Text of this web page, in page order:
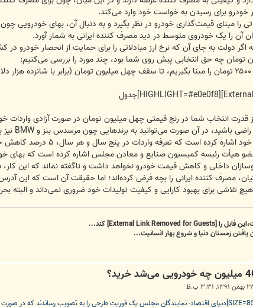
خودرو برای رسیدن به خواست خود وارد می‌کند.
آن را یک خودروی متوسط در دید مصرف کننده ایرانی به شمار آورد.
دولت به جای آن که نرخ ارز مبادلاتی را برای حمایت از انحصار خودرو در
تومان چه حق انتخابی پیش روی شما بود، چند مورد را بررسی می‌کنیم:
[HIGHLIGHT=#e0e0f8]جدول
انتخاب شما در رنج قیمتی چهل میلیون تومان در صورت آزادی واردات
در پنج سال و هر سال، ۵ درصد کاهش خواهد یافت؛ لطف بزرگی که دولت و خودروسازان به مصرف کننده ایرانی کرده‌اند!
داخلی و کاهش قیمت خودرو نخواهد داشت و ناگفته نماند که
مصرف کننده ایرانی را بچه فرض کرده‌اند؛ اما حقیقت آن است که این
برای بهبود کارایی و کیفیت تولیدات خود ضروری نمی‌داند و البته
فایل را[External Link Removed for Guests]
کند...
زمستان دنیا و شروع بهار انسانیت...